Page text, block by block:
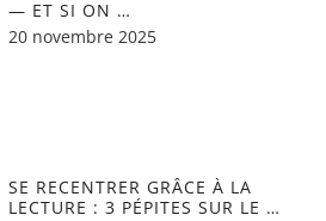
— ET SI ON …
20 novembre 2025
SE RECENTRER GRÂCE À LA
LECTURE : 3 PÉPITES SUR LE …